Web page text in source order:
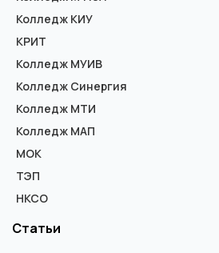
Колледж КИУ
КРИТ
Колледж МУИВ
Колледж Синергия
Колледж МТИ
Колледж МАП
МОК
ТЭП
НКСО
Статьи